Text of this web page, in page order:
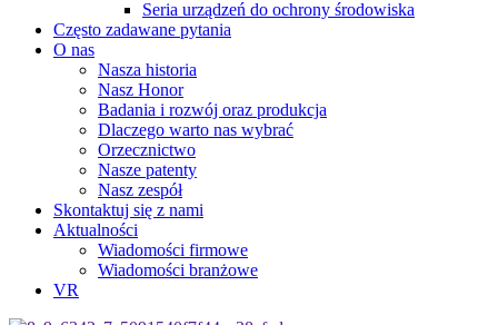
Seria urządzeń do ochrony środowiska
Często zadawane pytania
O nas
Nasza historia
Nasz Honor
Badania i rozwój oraz produkcja
Dlaczego warto nas wybrać
Orzecznictwo
Nasze patenty
Nasz zespół
Skontaktuj się z nami
Aktualności
Wiadomości firmowe
Wiadomości branżowe
VR